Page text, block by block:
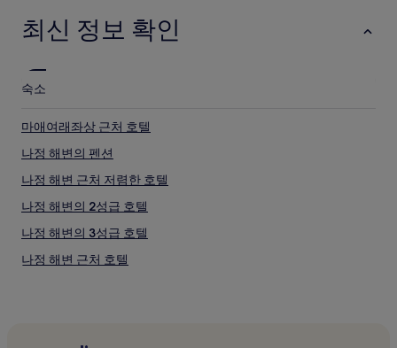
최신 정보 확인
숙소
마애여래좌상 근처 호텔
나정 해변의 펜션
나정 해변 근처 저렴한 호텔
나정 해변의 2성급 호텔
나정 해변의 3성급 호텔
나정 해변 근처 호텔